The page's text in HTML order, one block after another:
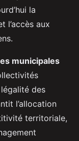
la
l’accès aux
municipales
des
l’allocation
territoriale,